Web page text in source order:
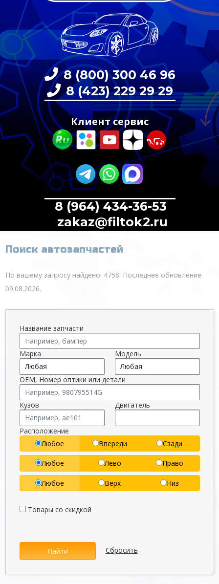
8 (800) 300 46 96
8 (423) 229 29 29
Клиент сервис
8 (964) 434-36-53
zakaz@filtok2.ru
Поиск автозапчастей
По вашему запросу найдено: 4758. Последнее обновление:
09.08.2026.
Название запчасти
Марка Модель
OEM, Номер оптики или детали
Кузов Двигатель
Расположение
Любое
Впереди Сзади
Любое Лево Право
Любое Верх Низ
Товары со скидкой
Найти Сбросить